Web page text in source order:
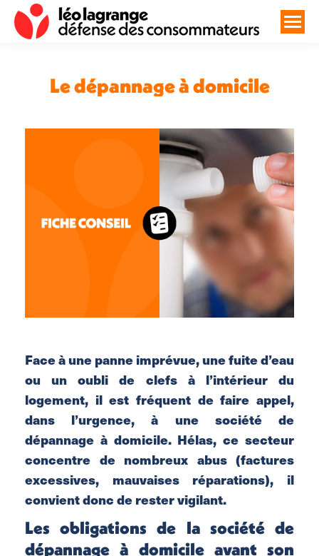
Le dépannage à domicile
Face à une panne imprévue, une fuite d’eau
ou un oubli de clefs à l’intérieur du
logement, il est fréquent de faire appel,
dans l’urgence, à une société de
dépannage à domicile. Hélas, ce secteur
concentre de nombreux abus (factures
excessives, mauvaises réparations), il
convient donc de rester vigilant.
Les obligations de la société de
dépannage à domicile avant son